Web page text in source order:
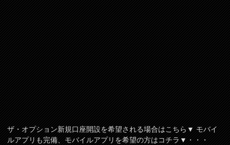
ザ・オプション新規口座開設を希望される場合はこちら▼ モバイ
ルアプリも完備、モバイルアプリを希望の方はコチラ▼・・・